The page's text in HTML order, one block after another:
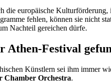
die europäische
fehlen, können sie nicht
Nachteil gereichen dürfe.
Athen-Festival
Künstlern sei ihm immer
Chamber Orchestra.